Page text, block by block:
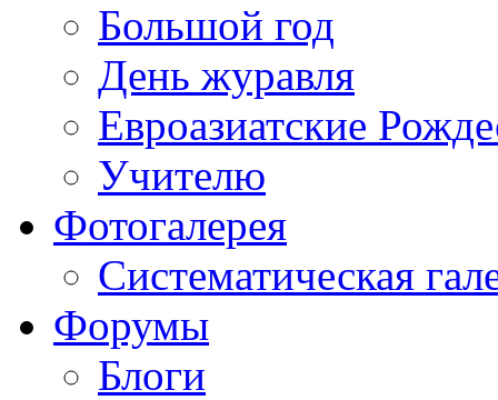
Большой год
День журавля
Евроазиатские
Учителю
Фотогалерея
Систематическая
Форумы
Блоги